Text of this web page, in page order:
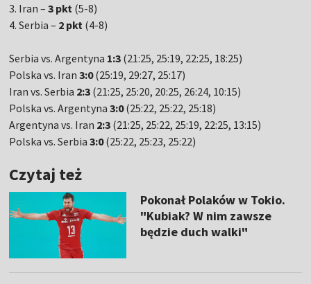
3. Iran –3 pkt (5-8)
4. Serbia – 2 pkt (4-8)
Serbia vs. Argentyna 1:3 (21:25, 25:19, 22:25, 18:25)
Polska vs. Iran3:0(25:19, 29:27, 25:17)
Iran vs. Serbia 2:3 (21:25, 25:20, 20:25, 26:24, 10:15)
Polska vs. Argentyna3:0(25:22, 25:22, 25:18)
Argentyna vs. Iran 2:3 (21:25, 25:22, 25:19, 22:25, 13:15)
Polska vs. Serbia3:0(25:22, 25:23, 25:22)
Czytaj też
Pokonał Polaków w Tokio.
"Kubiak? W nim zawsze
będzie duch walki"